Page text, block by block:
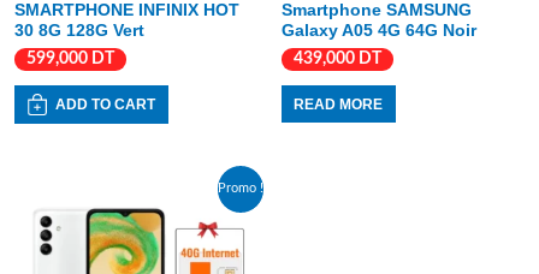
SMARTPHONE INFINIX HOT
30 8G 128G Vert
599,000 DT
ADD TO CART
Smartphone SAMSUNG
Galaxy A05 4G 64G Noir
439,000 DT
READ MORE
Promo !